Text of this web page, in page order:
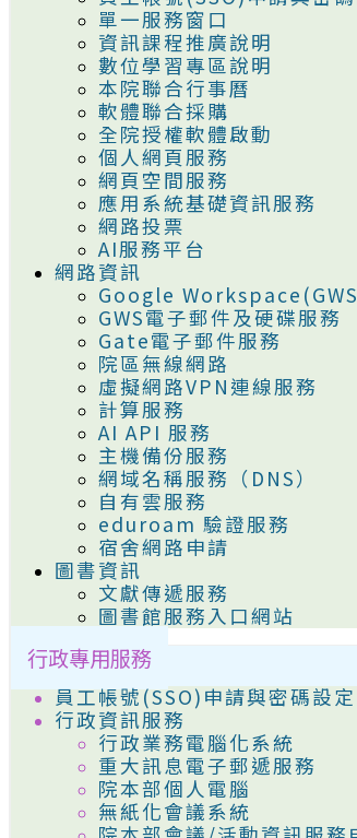
單一服務窗口
資訊課程推廣說明
數位學習專區說明
本院聯合行事曆
軟體聯合採購
全院授權軟體啟動
個人網頁服務
網頁空間服務
應用系統基礎資訊服務
網路投票
AI服務平台
網路資訊
Google
GWS電子郵件及硬碟服務
Gate電子郵件服務
院區無線網路
虛擬網路VPN連線服務
計算服務
AI API 服務
主機備份服務
網域名稱服務（DNS）
自有雲服務
eduroam 驗證服務
宿舍網路申請
圖書資訊
文獻傳遞服務
圖書館服務入口網站
行政專用服務
員工帳號(SSO)申請與密碼設定
行政資訊服務
行政業務電腦化系統
重大訊息電子郵遞服務
院本部個人電腦
無紙化會議系統